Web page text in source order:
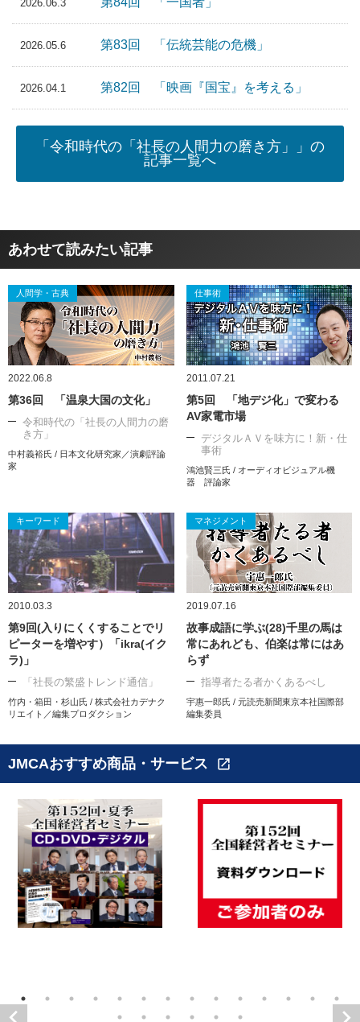
2026.06.3
2026.05.6 第83回 「伝統芸能の危機」
2026.04.1 第82回 「映画『国宝』を考える」
「令和時代の「社長の人間力の磨き方」」の
記事一覧へ
あわせて読みたい記事
人間学・古典
2022.06.8
第36回 「温泉大国の文化」
令和時代の「社長の人間力の磨
き方」
中村義裕氏 / 日本文化研究家／演劇評論
家
仕事術
2011.07.21
第5回 「地デジ化」で変わる
AV家電市場
デジタルＡＶを味方に！新・仕
事術
鴻池賢三氏 / オーディオビジュアル機
器 評論家
キーワード
2010.03.3
第9回(入りにくくすることでリ
ピーターを増やす）「ikra(イク
ラ)」
「社長の繁盛トレンド通信」
竹内・箱田・杉山氏 / 株式会社カデナク
リエイト／編集プロダクション
マネジメント
2019.07.16
故事成語に学ぶ(28)千里の馬は
常にあれども、伯楽は常にはあ
らず
指導者たる者かくあるべし
宇惠一郎氏 / 元読売新聞東京本社国際部
編集委員
JMCAおすすめ商品・サービス open_in_new